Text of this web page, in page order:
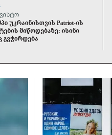
უკრაინისთვის Patriot-ის
მიწოდებაზე: ისინი
გვჭირდება